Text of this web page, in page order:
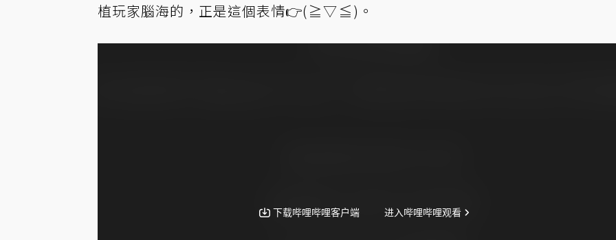
植玩家腦海的，正是這個表情👉(⁠≧⁠▽⁠≦⁠)。